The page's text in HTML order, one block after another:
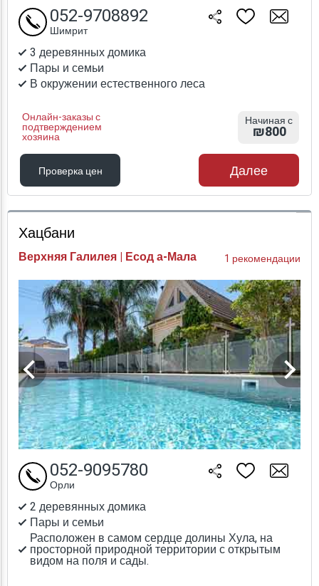
3 деревянных домика
Пары и семьи
В окружении естественного леса
Онлайн-заказы с
подтверждением
хозяина
052-9708892
Шимрит
Начиная с
₪800
Проверка цен
Проверка цен
Далее
Хацбани
Верхняя Галилея | Есод а-Мала 1 рекомендации
2 деревянных домика
Пары и семьи
Расположен в самом сердце долины Хула, на
просторной природной территории с открытым
видом на поля и сады.
052-9095780
Орли